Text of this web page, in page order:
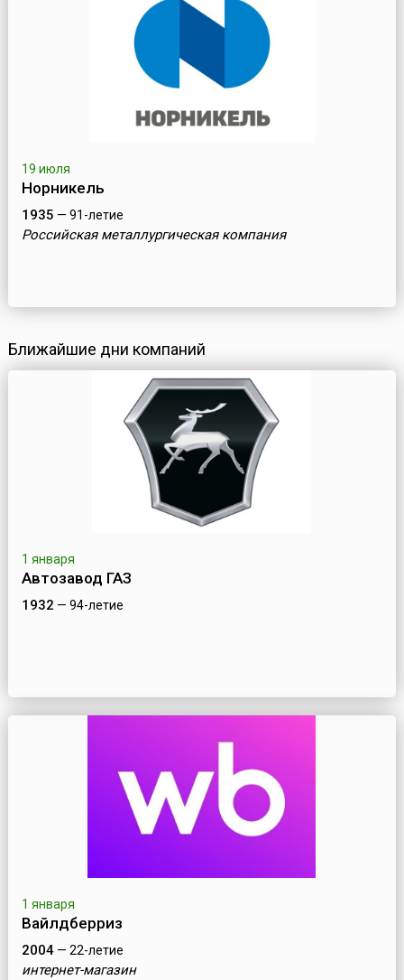
19 июля
Норникель
1935 — 91-летие
Российская металлургическая компания
Ближайшие дни компаний
1 января
Автозавод ГАЗ
1932 — 94-летие
1 января
Вайлдберриз
2004— 22-летие
интернет-магазин